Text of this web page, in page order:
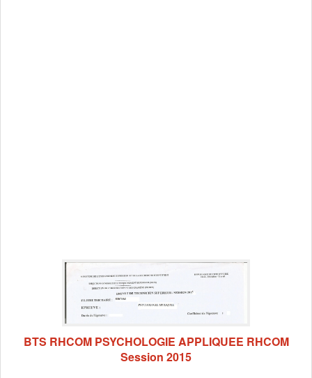
BTS RHCOM PSYCHOLOGIE APPLIQUEE RHCOM
Session 2015